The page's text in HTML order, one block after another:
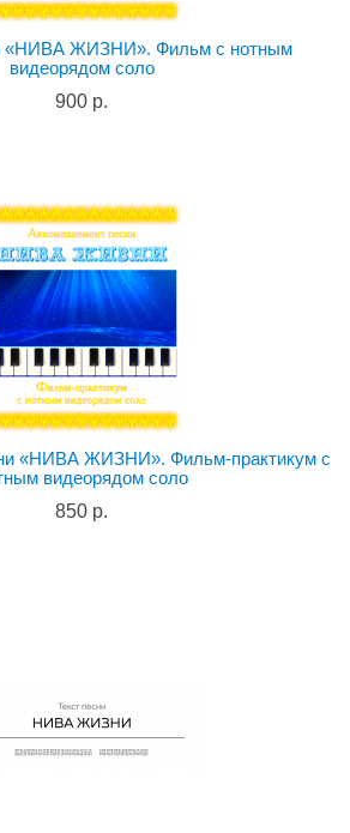
«НИВА ЖИЗНИ». Фильм с нотным
видеорядом соло
900 р.
«НИВА ЖИЗНИ». Фильм-практикум с
видеорядом соло
850 р.